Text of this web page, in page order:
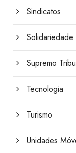
Sindicatos
Solidariedade
Supremo
Tecnologia
Turismo
Unidades